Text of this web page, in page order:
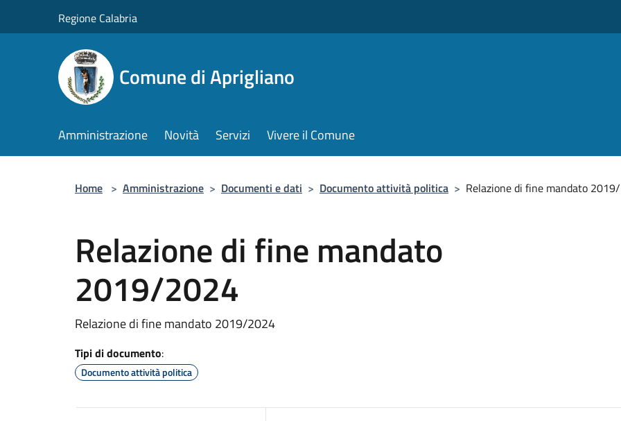
Regione Calabria
Comune di Aprigliano
Amministrazione Novità Servizi Vivere il Comune
Home > Amministrazione > Documenti e dati > Documento attività politica > Relazione di fine mandato
Relazione di fine mandato
2019/2024
Relazione di fine mandato 2019/2024
Tipi di documento:
Documento attività politica